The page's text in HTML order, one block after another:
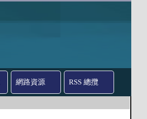
網路資源 RSS 總攬